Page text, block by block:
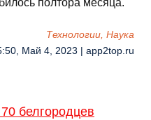
полтора месяца.
Технологии, Наука
Май 4, 2023 | app2top.ru
белгородцев